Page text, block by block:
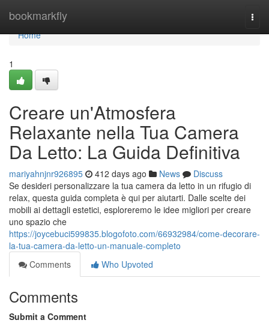
bookmarkfly
Home
Home
1
Creare un'Atmosfera
Relaxante nella Tua Camera
Da Letto: La Guida Definitiva
mariyahnjnr926895 412 days ago News
Discuss
Se desideri personalizzare la tua camera da letto in un rifugio di
relax, questa guida completa è qui per aiutarti. Dalle scelte dei
mobili ai dettagli estetici, esploreremo le idee migliori per creare
uno spazio che
https://joycebuci599835.blogofoto.com/66932984/come-decorare-
la-tua-camera-da-letto-un-manuale-completo
Comments
Who Upvoted
Comments
Submit a Comment